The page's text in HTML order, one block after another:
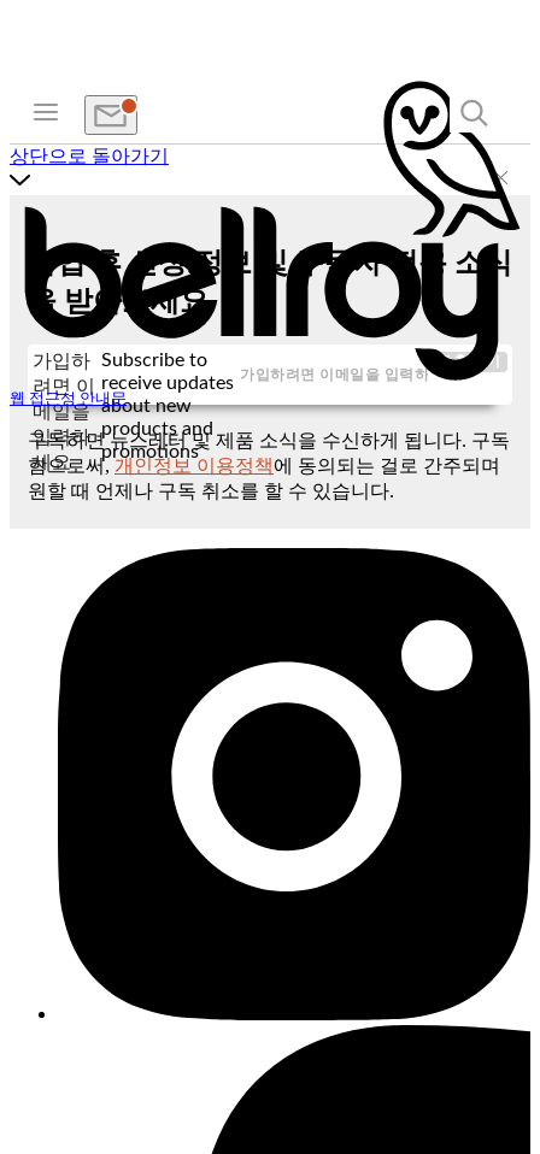
웹 접근성 안내문
상단으로 돌아가기
가입 후 신상 정보 및 구독자 전용 소식
을 받아보세요
가입하
려면 이
메일을
입력하
세요
Subscribe to
receive updates
about new
products and
promotions
제출하기
구독하면 뉴스레터 및 제품 소식을 수신하게 됩니다. 구독
함으로써, 개인정보 이용정책에 동의되는 걸로 간주되며
원할 때 언제나 구독 취소를 할 수 있습니다.